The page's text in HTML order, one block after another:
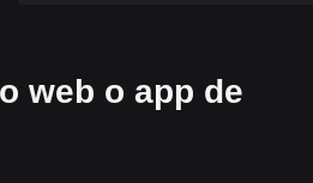
web o app de